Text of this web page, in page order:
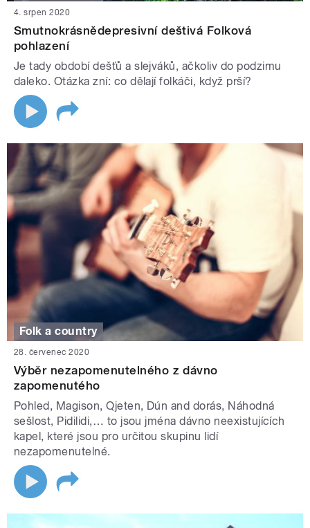
4. srpen 2020
Smutnokrásnědepresivní deštivá Folková
pohlazení
Je tady období dešťů a slejváků, ačkoliv do podzimu
daleko. Otázka zní: co dělají folkáči, když prší?
Folk a country
28. červenec 2020
Výběr nezapomenutelného z dávno
zapomenutého
Pohled, Magison, Qjeten, Dún and dorás, Náhodná
sešlost, Pidilidi,… to jsou jména dávno neexistujících
kapel, které jsou pro určitou skupinu lidí
nezapomenutelné.